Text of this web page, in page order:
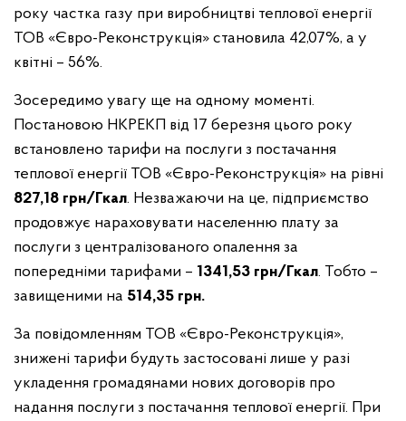
року частка газу при виробництві теплової енергії
ТОВ «Євро-Реконструкція» становила 42,07%, а у
квітні – 56%.
Зосередимо увагу ще на одному моменті.
Постановою НКРЕКП від 17 березня цього року
встановлено тарифи на послуги з постачання
теплової енергії ТОВ «Євро-Реконструкція» на рівні
827,18 грн/Гкал. Незважаючи на це, підприємство
продовжує нараховувати населенню плату за
послуги з централізованого опалення за
попередніми тарифами – 1341,53 грн/Гкал. Тобто –
завищеними на 514,35 грн.
За повідомленням ТОВ «Євро-Реконструкція»,
знижені тарифи будуть застосовані лише у разі
укладення громадянами нових договорів про
надання послуги з постачання теплової енергії. При